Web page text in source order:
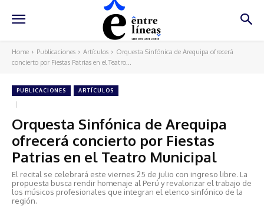
Home Publicaciones Artículos
Orquesta Sinfónica de Arequipa ofrecerá
concierto por Fiestas Patrias en el Teatro...
PUBLICACIONES ARTÍCULOS
Orquesta Sinfónica de Arequipa
ofrecerá concierto por Fiestas
Patrias en el Teatro Municipal
El recital se celebrará este viernes 25 de julio con ingreso libre. La
propuesta busca rendir homenaje al Perú y revalorizar el trabajo de
los músicos profesionales que integran el elenco sinfónico de la
región.